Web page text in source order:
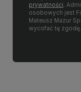
prywatności.
osobowych jest
Mateusz Mazur
wycofać tę zgodę.